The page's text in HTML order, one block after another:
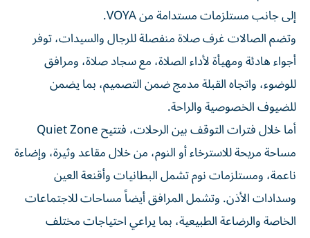
إلى جانب مستلزمات مستدامة من VOYA.
وتضم الصالات غرف صلاة منفصلة للرجال والسيدات، توفر
أجواء هادئة ومهيأة لأداء الصلاة، مع سجاد صلاة، ومرافق
للوضوء، واتجاه القبلة مدمج ضمن التصميم، بما يضمن
للضيوف الخصوصية والراحة.
أما خلال فترات التوقف بين الرحلات، فتتيح Quiet Zone
مساحة مريحة للاسترخاء أو النوم، من خلال مقاعد وثيرة، وإضاءة
ناعمة، ومستلزمات نوم تشمل البطانيات وأقنعة العين
وسدادات الأذن. وتشمل المرافق أيضاً مساحات للاجتماعات
الخاصة والرضاعة الطبيعية، بما يراعي احتياجات مختلف